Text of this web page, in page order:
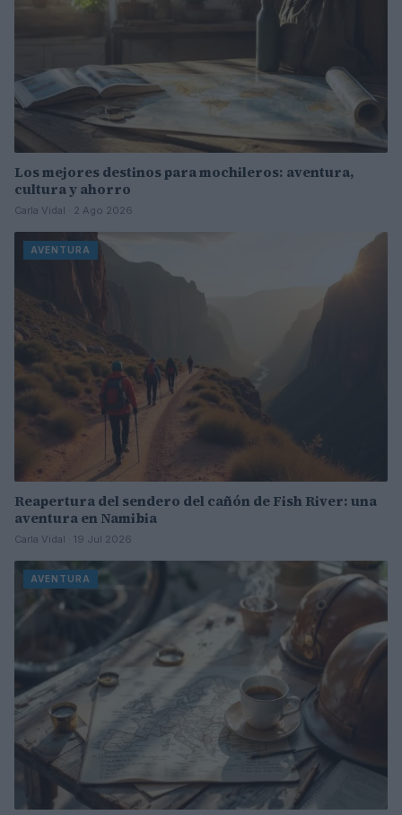
Los mejores destinos para mochileros: aventura,
cultura y ahorro
Carla Vidal · 2 Ago 2026
AVENTURA
Reapertura del sendero del cañón de Fish River: una
aventura en Namibia
Carla Vidal · 19 Jul 2026
AVENTURA